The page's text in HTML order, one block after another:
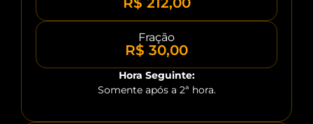
Fração
R$ 30,00
Hora Seguinte:
Somente após a 2ª hora.